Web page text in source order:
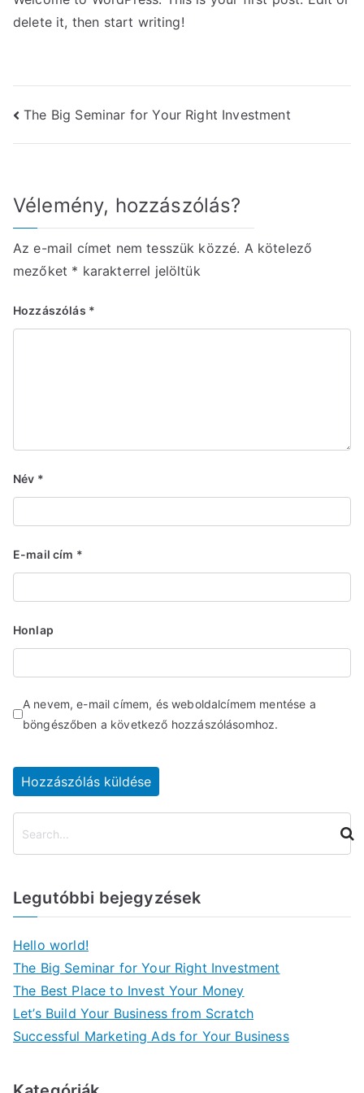
delete it, then start writing!
Bejegyzés
navigáció
The Big Seminar for Your Right Investment
Vélemény, hozzászólás?
Az e-mail címet nem tesszük közzé. A kötelező
mezőket * karakterrel jelöltük
Hozzászólás *
Név *
E-mail cím *
Honlap
A nevem, e-mail címem, és weboldalcímem mentése a
böngészőben a következő hozzászólásomhoz.
s
s
Legutóbbi bejegyzések
Hello world!
The Big Seminar for Your Right Investment
The Best Place to Invest Your Money
Let’s Build Your Business from Scratch
Successful Marketing Ads for Your Business